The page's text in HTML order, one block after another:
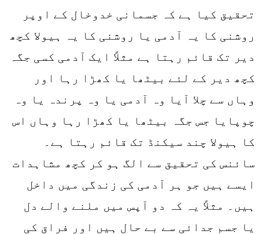
تحقیق کیا ہے کہ جسمانی خدوخال کے اوپر
روشنی کا یہ آدمی یا روشنی کا یہ ہیولا کچھ
دیر تک قائم رہتا ہے مثلاً ایک آدمی کسی جگہ
کچھ دیر کے لئے بیٹھا یا کھڑا رہا اور
وہاں سے چلا آیا وہ آدمی یا وہ پرندہ یا وہ
چوپایا جس جگہ بیٹھا یا کھڑا رہا وہاں اس
کا ہیولا چند سیکنڈ تک قائم رہتا ہے۔
سائنس کی تحقیق سے الگ ہو کر کچھ مشاہدات
ایسے ہیں جو ہر آدمی کی زندگی میں داخل
ہیں۔ مثلاً یہ کہ دو آپس میں ملنے والے دل
یا جسم جدائی سے بے حال ہیں اور فراق کی